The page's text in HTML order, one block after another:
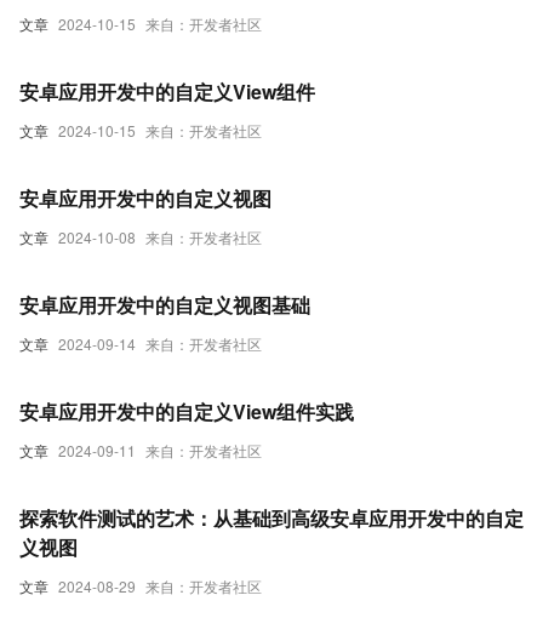
文章 2024-10-15 来自：开发者社区
文章 2024-10-15 来自：开发者社区
安卓应用开发中的自定义View组件
文章 2024-10-08 来自：开发者社区
安卓应用开发中的自定义视图
文章 2024-09-14 来自：开发者社区
安卓应用开发中的自定义视图基础
文章 2024-09-11 来自：开发者社区
安卓应用开发中的自定义View组件实践
文章 2024-08-29 来自：开发者社区
探索软件测试的艺术：从基础到高级安卓应用开发中的自定
义视图